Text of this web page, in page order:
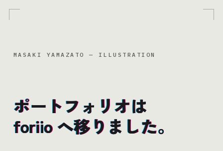
MASAKI YAMAZATO — ILLUSTRATION
ポートフォリオは
foriio へ移りました。
ポートフォリオは
foriio へ移りました。
ポートフォリオは
foriio へ移りました。